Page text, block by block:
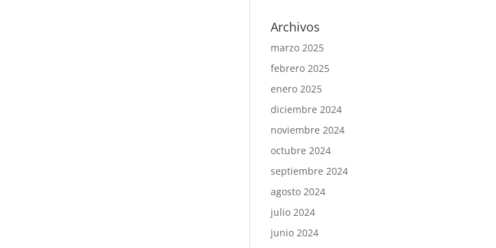
Archivos
marzo 2025
febrero 2025
enero 2025
diciembre 2024
noviembre 2024
octubre 2024
septiembre 2024
agosto 2024
julio 2024
junio 2024